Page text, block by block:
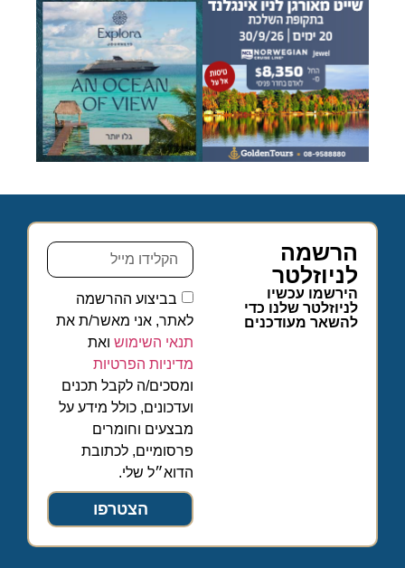
הרשמה
לניוזלטר
הירשמו עכשיו
לניוזלטר שלנו כדי
להשאר מעודכנים
בביצוע ההרשמה
לאתר, אני מאשר/ת את
תנאי השימוש ואת
מדיניות הפרטיות
ומסכים/ה לקבל תכנים
ועדכונים, כולל מידע על
מבצעים וחומרים
פרסומיים, לכתובת
הדוא״ל שלי.
הצטרפו